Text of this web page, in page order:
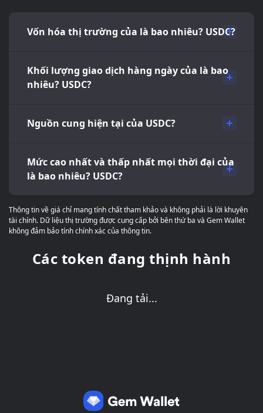
Vốn hóa thị trường của là bao nhiêu? USDC?
Khối lượng giao dịch hàng ngày của là bao
nhiêu? USDC?
Nguồn cung hiện tại của USDC?
Mức cao nhất và thấp nhất mọi thời đại của
là bao nhiêu? USDC?
Thông tin về giá chỉ mang tính chất tham khảo và không phải là lời khuyên
tài chính. Dữ liệu thị trường được cung cấp bởi bên thứ ba và Gem Wallet
không đảm bảo tính chính xác của thông tin.
Các token đang thịnh hành
Đang tải...